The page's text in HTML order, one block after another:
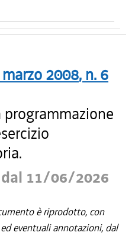
2008, n. 6
dal 11/06/2026
è riprodotto, con
eventuali annotazioni, dal